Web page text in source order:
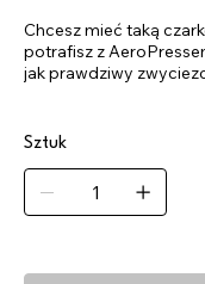
Chcesz mieć taką
potrafisz z
jak prawdziwy
Sztuk